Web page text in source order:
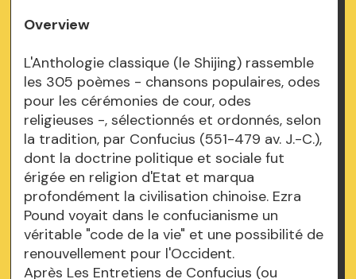
Overview
L'Anthologie classique (le Shijing) rassemble
les 305 poèmes - chansons populaires, odes
pour les cérémonies de cour, odes
religieuses -, sélectionnés et ordonnés, selon
la tradition, par Confucius (551-479 av. J.-C.),
dont la doctrine politique et sociale fut
érigée en religion d'Etat et marqua
profondément la civilisation chinoise. Ezra
Pound voyait dans le confucianisme un
véritable "code de la vie" et une possibilité de
renouvellement pour l'Occident.
Après Les Entretiens de Confucius (ou